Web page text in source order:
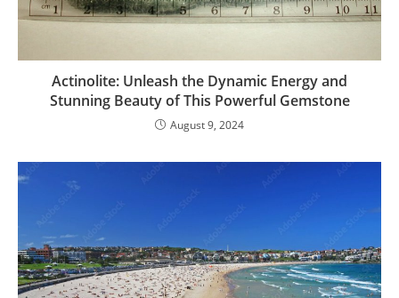
Actinolite: Unleash the Dynamic Energy and
Stunning Beauty of This Powerful Gemstone
August 9, 2024